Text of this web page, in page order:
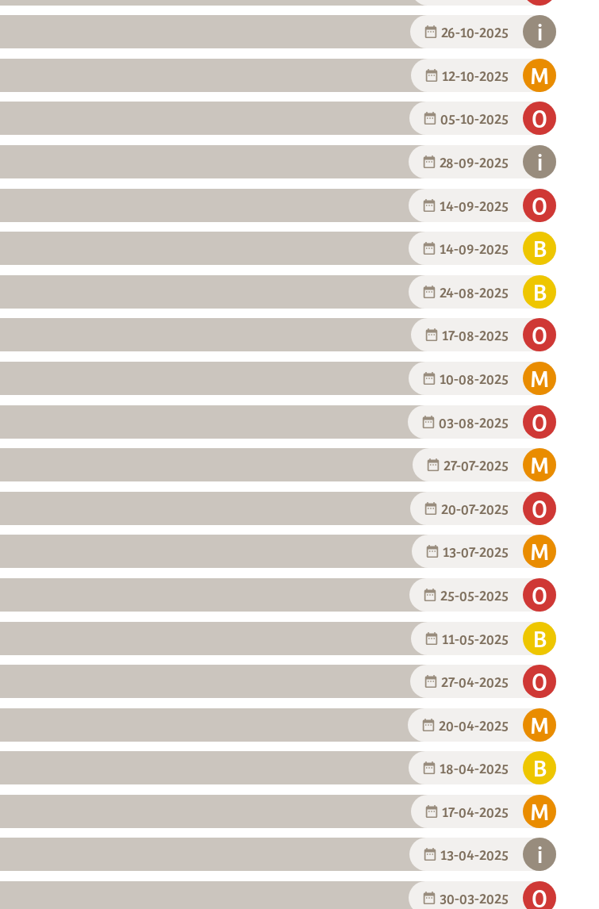
26-10-2025
12-10-2025
05-10-2025
28-09-2025
14-09-2025
14-09-2025
24-08-2025
17-08-2025
10-08-2025
03-08-2025
27-07-2025
20-07-2025
13-07-2025
25-05-2025
11-05-2025
27-04-2025
20-04-2025
18-04-2025
17-04-2025
13-04-2025
30-03-2025